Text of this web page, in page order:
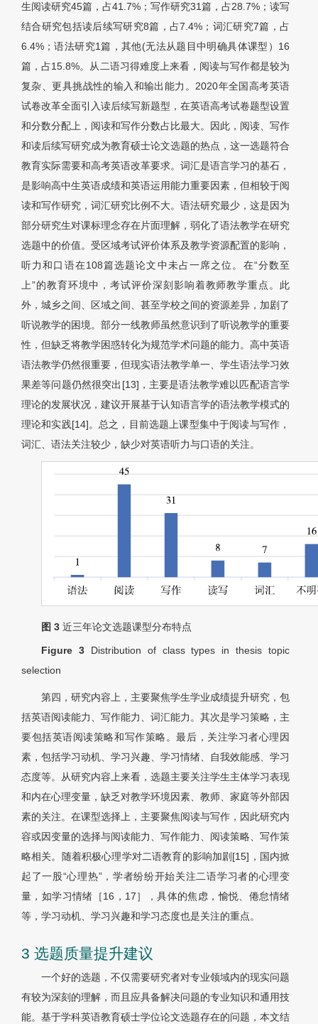
生阅读研究45篇，占41.7%；写作研究31篇，占28.7%；读写
结合研究包括读后续写研究8篇，占7.4%；词汇研究7篇，占
6.4%；语法研究1篇，其他(无法从题目中明确具体课型）16
篇，占15.8%。从二语习得难度上来看，阅读与写作都是较为
复杂、更具挑战性的输入和输出能力。2020年全国高考英语
试卷改革全面引入读后续写新题型，在英语高考试卷题型设置
和分数分配上，阅读和写作分数占比最大。因此，阅读、写作
和读后续写研究成为教育硕士论文选题的热点，这一选题符合
教育实际需要和高考英语改革要求。词汇是语言学习的基石，
是影响高中生英语成绩和英语运用能力重要因素，但相较于阅
读和写作研究，词汇研究比例不大。语法研究最少，这是因为
部分研究生对课标理念存在片面理解，弱化了语法教学在研究
选题中的价值。受区域考试评价体系及教学资源配置的影响，
听力和口语在108篇选题论文中未占一席之位。在“分数至
上”的教育环境中，考试评价深刻影响着教师教学重点。此
外，城乡之间、区域之间、甚至学校之间的资源差异，加剧了
听说教学的困境。部分一线教师虽然意识到了听说教学的重要
性，但缺乏将教学困惑转化为规范学术问题的能力。高中英语
语法教学仍然很重要，但现实语法教学单一、学生语法学习效
果差等问题仍然很突出[13]，主要是语法教学难以匹配语言学
理论的发展状况，建议开展基于认知语言学的语法教学模式的
理论和实践[14]。总之，目前选题上课型集中于阅读与写作，
词汇、语法关注较少，缺少对英语听力与口语的关注。
图 3 近三年论文选题课型分布特点
Figure 3 Distribution of class types in thesis topic
selection
第四，研究内容上，主要聚焦学生学业成绩提升研究，包
括英语阅读能力、写作能力、词汇能力。其次是学习策略，主
要包括英语阅读策略和写作策略。最后，关注学习者心理因
素，包括学习动机、学习兴趣、学习情绪、自我效能感、学习
态度等。从研究内容上来看，选题主要关注学生主体学习表现
和内在心理变量，缺乏对教学环境因素、教师、家庭等外部因
素的关注。在课型选择上，主要聚焦阅读与写作，因此研究内
容或因变量的选择与阅读能力、写作能力、阅读策略、写作策
略相关。随着积极心理学对二语教育的影响加剧[15]，国内掀
起了一股“心理热”，学者纷纷开始关注二语学习者的心理变
量，如学习情绪［16，17］，具体的焦虑，愉悦、倦怠情绪
等，学习动机、学习兴趣和学习态度也是关注的重点。
3 选题质量提升建议
一个好的选题，不仅需要研究者对专业领域内的现实问题
有较为深刻的理解，而且应具备解决问题的专业知识和通用技
能。基于学科英语教育硕士学位论文选题存在的问题，本文结